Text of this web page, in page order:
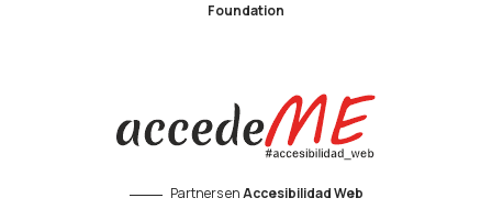
Foundation
Partners enAccesibilidad Web